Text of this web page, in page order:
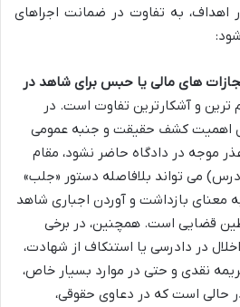
به تفاوت در ضمانت اجراهای
های مالی یا حبس برای شاهد در
ترین و آشکارترین تفاوت است. در
اهمیت کشف حقیقت و جنبه عمومی
موجه در دادگاه حاضر نشود، مقام
می تواند بلافاصله دستور «جلب»
معنای بازداشت و آوردن اجباری شاهد
قضایی است. همچنین، در برخی
در دادرسی یا استنکاف از شهادت،
نقدی و حتی در موارد بسیار خاص،
حالی است که در دعاوی حقوقی،